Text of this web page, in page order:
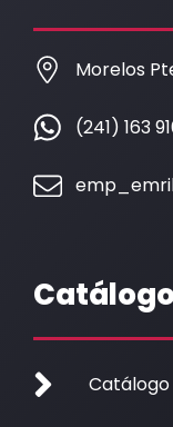
o
o
k
g
r
a
Morelos
(241) 163
Catálogo